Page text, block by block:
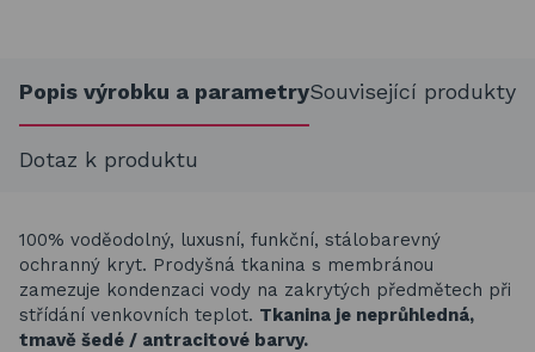
Popis výrobku a parametrySouvisející produkty
Dotaz k produktu
100% voděodolný, luxusní, funkční, stálobarevný
ochranný kryt. Prodyšná tkanina s membránou
zamezuje kondenzaci vody na zakrytých předmětech při
střídání venkovních teplot. Tkanina je neprůhledná,
tmavě šedé / antracitové barvy.